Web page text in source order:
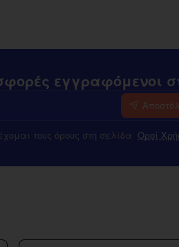
εγγραφόμενοι
τους όρους στη σελίδα Οροί